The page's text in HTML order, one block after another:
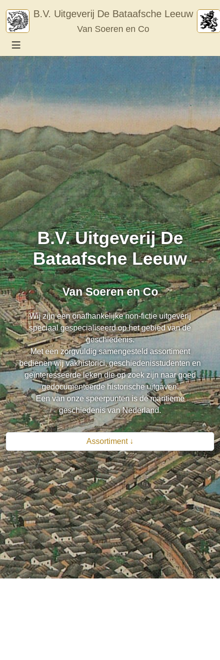
content
B.V. Uitgeverij De Bataafsche Leeuw
Van Soeren en Co
B.V. Uitgeverij De
Bataafsche Leeuw
Van Soeren en Co
Wij zijn een onafhankelijke non-fictie uitgeverij
speciaal gespecialiseerd op het gebied van de
geschiedenis.
Met een zorgvuldig samengesteld assortiment
bedienen wij vakhistorici, geschiedenisstudenten en
geïnteresseerde leken die op zoek zijn naar goed
gedocumenteerde historische uitgaven.
Een van onze speerpunten is de maritieme
geschiedenis van Nederland.
Assortiment ↓